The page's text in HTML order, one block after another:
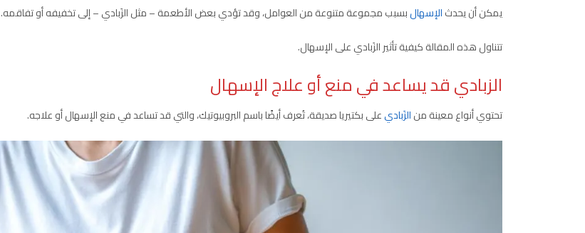
يمكن أن يحدثالإسهالبسبب مجموعة متنوعة من العوامل، وقد تؤدي بعض الأطعمة – مثل الزَبادي – إلى تخفيفه أو تفاقمه.
تتناول هذه المقالة كيفية تأثير الزَبادي على الإسهال.
الزبادي قد يساعد في منع أو علاج الإسهال
تحتوي أنواع معينة منالزَباديعلى بكتيريا صديقة، تُعرف أيضًا باسم البروبيوتيك، والتي قد تساعد في منع الإسهال أو علاجه.